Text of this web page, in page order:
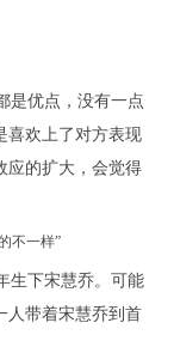
是优点，没有一点
喜欢上了对方表现
应的扩大，会觉得
生下宋慧乔。可能
人带着宋慧乔到首